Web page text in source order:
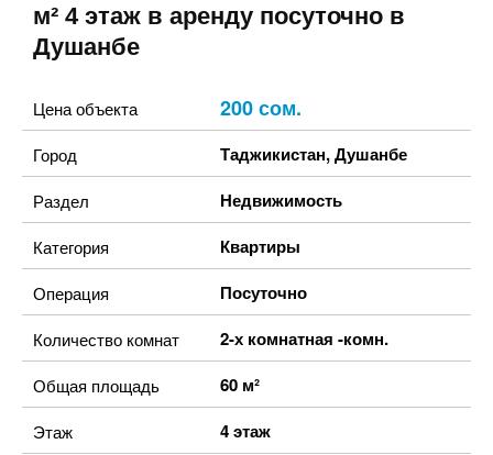
м² 4 этаж в аренду посуточно в
Душанбе
Цена объекта 200 сом.
Город Таджикистан,Душанбе
Раздел Недвижимость
Категория Квартиры
Операция Посуточно
Количество комнат 2-х комнатная -комн.
Общая площадь 60 м²
Этаж 4 этаж